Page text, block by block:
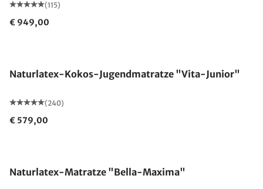
(115)
€ 949,00
Naturlatex-Kokos-Jugendmatratze "Vita-Junior"
(240)
€ 579,00
Naturlatex-Matratze "Bella-Maxima"